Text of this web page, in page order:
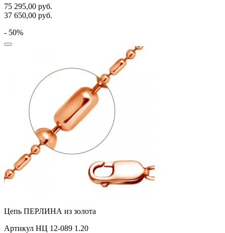
75 295,00 руб.
37 650,00 руб.
- 50%
Цепь ПЕРЛИНА из золота
Артикул НЦ 12-089 1.20